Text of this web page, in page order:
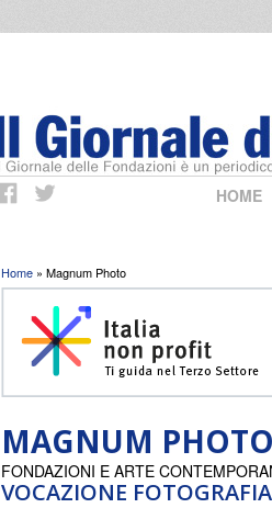
HOME
Tu sei qui
Home » Magnum Photo
MAGNUM PHOTO
VOCAZIONE
FONDAZIONI E ARTE